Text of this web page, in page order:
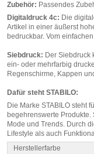
Zubehör: Passendes
Digitaldruck 4c: Die
Artikel in einer äußerst
bedruckbar. Vom
Siebdruck: Der Siebdruck
ein- oder mehrfarbig
Regenschirme, Kappen
Dafür steht STABILO:
Die Marke STABILO steht
begehrenswerte
Mode und Trends. Durch
Lifestyle als auch
Herstellerfarbe